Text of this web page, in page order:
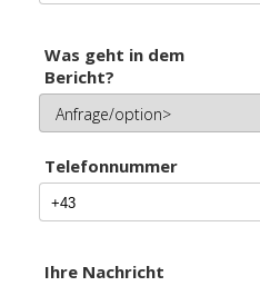
Was geht in dem
Bericht?
Telefonnummer
Ihre Nachricht